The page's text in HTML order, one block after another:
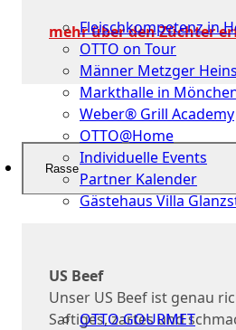
Fleischkompetenz in
OTTO on Tour
Männer Metzger
Markthalle in
Weber® Grill Academy
OTTO@Home
Individuelle Events
Partner Kalender
Gästehaus Villa
Über
uns
OTTO GOURMET
mehr über den Züchter
Rasse
US Beef
Unser US Beef ist genau
Saftiges, zartes und